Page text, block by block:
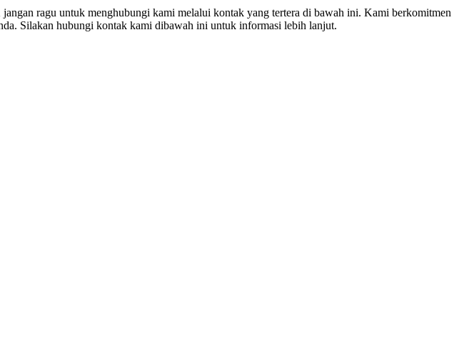
ragu untuk menghubungi kami melalui kontak yang tertera di bawah ini. Kami berkomitmen
Silakan hubungi kontak kami dibawah ini untuk informasi lebih lanjut.